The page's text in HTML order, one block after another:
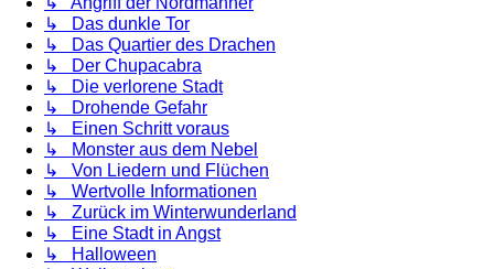
↳ Das dunkle Tor
↳ Das Quartier des Drachen
↳ Der Chupacabra
↳ Die verlorene Stadt
↳ Drohende Gefahr
↳ Einen Schritt voraus
↳ Monster aus dem Nebel
↳ Von Liedern und Flüchen
↳ Wertvolle Informationen
↳ Zurück im Winterwunderland
↳ Eine Stadt in Angst
↳ Halloween